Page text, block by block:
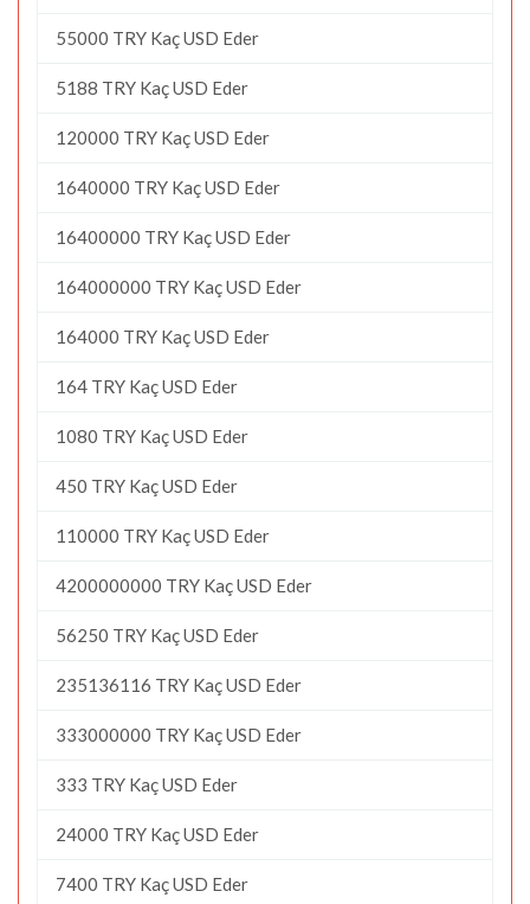
55000 TRY Kaç USD Eder
5188 TRY Kaç USD Eder
120000 TRY Kaç USD Eder
1640000 TRY Kaç USD Eder
16400000 TRY Kaç USD Eder
164000000 TRY Kaç USD Eder
164000 TRY Kaç USD Eder
164 TRY Kaç USD Eder
1080 TRY Kaç USD Eder
450 TRY Kaç USD Eder
110000 TRY Kaç USD Eder
4200000000 TRY Kaç USD Eder
56250 TRY Kaç USD Eder
235136116 TRY Kaç USD Eder
333000000 TRY Kaç USD Eder
333 TRY Kaç USD Eder
24000 TRY Kaç USD Eder
7400 TRY Kaç USD Eder